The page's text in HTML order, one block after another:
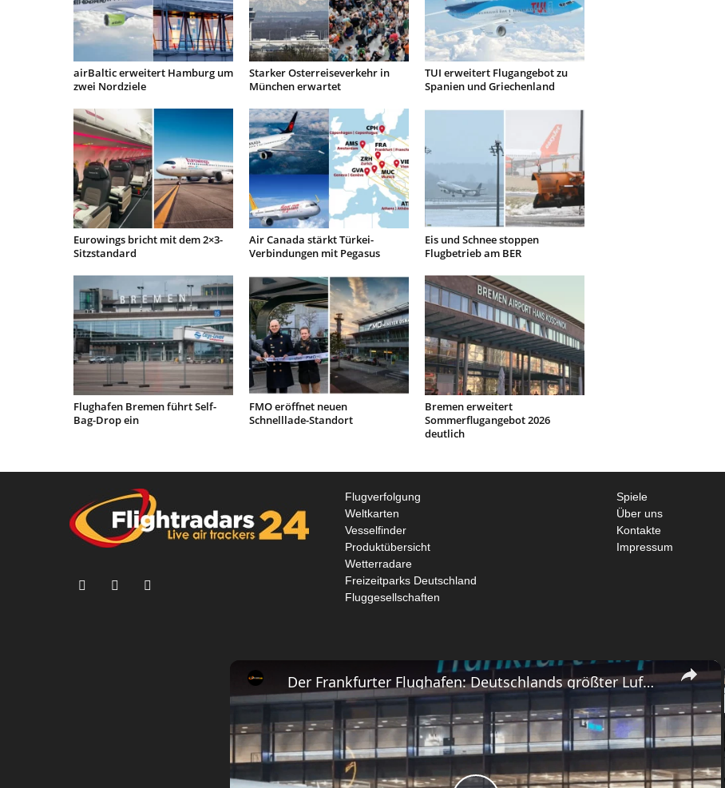
airBaltic erweitert Hamburg um
zwei Nordziele
Starker Osterreiseverkehr in
München erwartet
TUI erweitert Flugangebot zu
Spanien und Griechenland
Eurowings bricht mit dem 2×3-
Sitzstandard
Air Canada stärkt Türkei-
Verbindungen mit Pegasus
Eis und Schnee stoppen
Flugbetrieb am BER
Flughafen Bremen führt Self-
Bag-Drop ein
FMO eröffnet neuen
Schnelllade-Standort
Bremen erweitert
Sommerflugangebot 2026
deutlich
Flugverfolgung
Weltkarten
Vesselfinder
Produktübersicht
Wetterradare
Freizeitparks Deutschland
Fluggesellschaften
Spiele
Über uns
Kontakte
Impressum
×
Der Frankfurter Flughafen: Deutschlands größter Luftverkehrsknotenpunkt